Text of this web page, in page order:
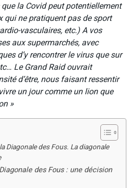
la Covid peut potentiellement
qui ne pratiquent pas de sport
vasculaires, etc.) A vos
aux supermarchés, avec
d’y rencontrer le virus que sur
Le Grand Raid ouvrait
d’être, nous faisant ressentir
un jour comme un lion que
»
Diagonale des Fous. La diagonale
des Fous : une décision